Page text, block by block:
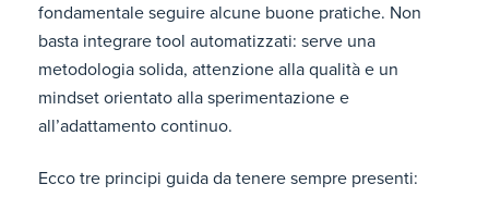
fondamentale seguire alcune buone pratiche. Non
basta integrare tool automatizzati: serve una
metodologia solida, attenzione alla qualità e un
mindset orientato alla sperimentazione e
all’adattamento continuo.
Ecco tre principi guida da tenere sempre presenti: